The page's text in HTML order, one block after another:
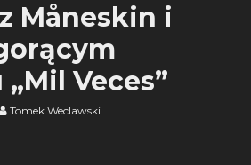
Måneskin i
Veces”
Tomek Weclawski